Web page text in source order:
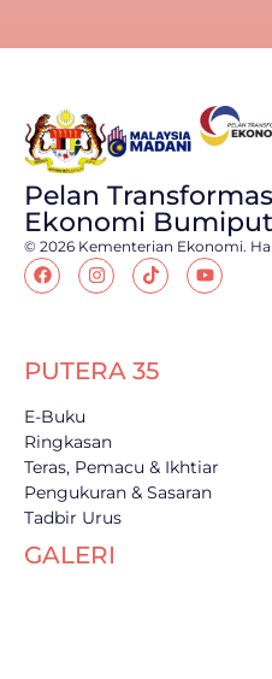
Pelan
Ekonomi
© 2026 Kementerian Ekonomi.
PUTERA 35
E-Buku
Ringkasan
Teras, Pemacu & Ikhtiar
Pengukuran & Sasaran
Tadbir Urus
GALERI